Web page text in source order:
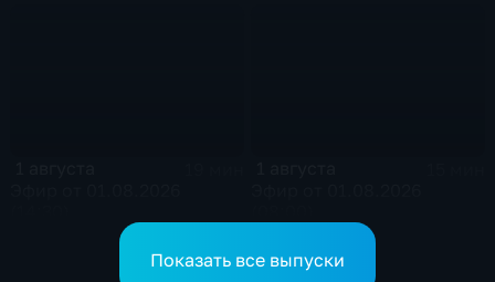
Показать все выпуски